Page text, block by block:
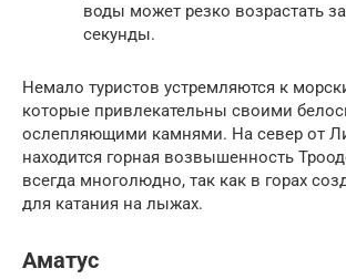
воды может резко возрастать
секунды.
Немало туристов устремляются к
которые привлекательны своими
ослепляющими камнями. На север от
находится горная возвышенность
всегда многолюдно, так как в горах
для катания на лыжах.
Аматус